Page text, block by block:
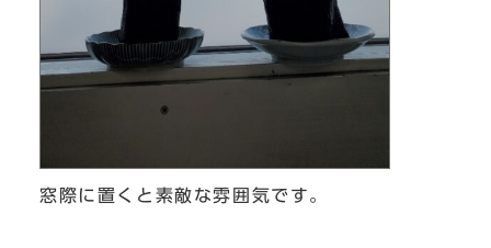
窓際に置くと素敵な雰囲気です。